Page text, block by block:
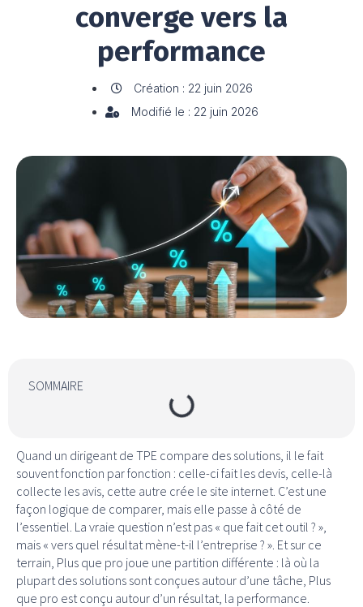
converge vers la
performance
Création : 22 juin 2026
Modifié le : 22 juin 2026
Quand un dirigeant de TPE compare des solutions, il le fait
souvent fonction par fonction : celle-ci fait les devis, celle-là
collecte les avis, cette autre crée le site internet. C’est une
façon logique de comparer, mais elle passe à côté de
l’essentiel. La vraie question n’est pas « que fait cet outil ? »,
mais « vers quel résultat mène-t-il l’entreprise ? ». Et sur ce
terrain, Plus que pro joue une partition différente : là où la
plupart des solutions sont conçues autour d’une tâche, Plus
que pro est conçu autour d’un résultat, la performance.
SOMMAIRE